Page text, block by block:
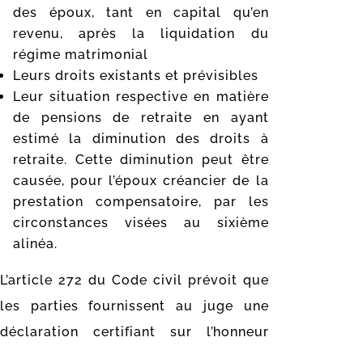
des époux, tant en capital qu’en
revenu, après la liquidation du
régime matrimonial
Leurs droits existants et prévisibles
Leur situation respective en matière
de pensions de retraite en ayant
estimé la diminution des droits à
retraite. Cette diminution peut être
causée, pour l’époux créancier de la
prestation compensatoire, par les
circonstances visées au sixième
alinéa.
L’article 272 du Code civil prévoit que
les parties fournissent au juge une
déclaration certifiant sur l’honneur